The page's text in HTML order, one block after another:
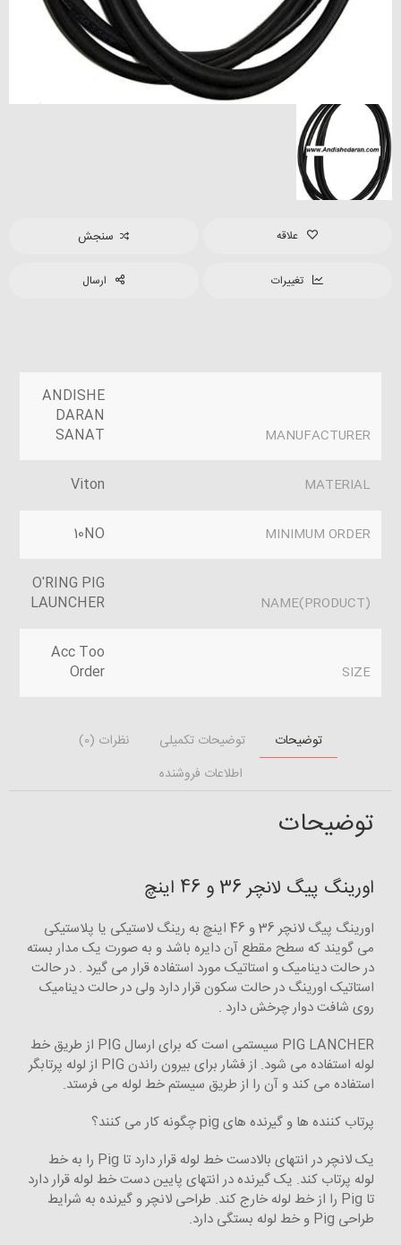
علاقه سنجش
تغییرات ارسال
MANUFACTURER
ANDISHE
DARAN
SANAT
MATERIAL
Viton
MINIMUM ORDER
10NO
(PRODUCT)NAME
O'RING PIG
LAUNCHER
SIZE
Acc Too
Order
توضیحات توضیحات تکمیلی
نظرات (0)
اطلاعات فروشنده
توضیحات
اورینگ پیگ لانچر 36 و 46 اینچ
اورینگ پیگ لانچر 36 و 46 اینچ به رینگ لاستیکی یا پلاستیکی
می گویند که سطح مقطع آن دایره باشد و به صورت یک مدار بسته
در حالت دینامیک و استاتیک مورد استفاده قرار می ‌گیرد . در حالت
استاتیک اورینگ در حالت سکون قرار دارد ولی در حالت دینامیک
روی شافت دوار چرخش دارد .
PIG LANCHER سیستمی است که برای ارسال PIG از طریق خط
لوله استفاده می شود. از فشار برای بیرون راندن PIG از لوله پرتابگر
استفاده می کند و آن را از طریق سیستم خط لوله می فرستد.
پرتاب کننده ها و گیرنده های pig چگونه کار می کنند؟
یک لانچر در انتهای بالادست خط لوله قرار دارد تا Pig را به خط
لوله پرتاب کند. یک گیرنده در انتهای پایین دست خط لوله قرار دارد
تا Pig را از خط لوله خارج کند. طراحی لانچر و گیرنده به شرایط
طراحی Pig و خط لوله بستگی دارد.